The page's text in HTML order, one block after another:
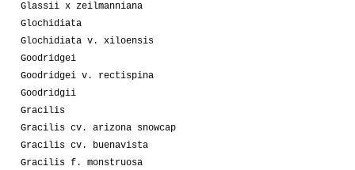
Glassii x zeilmanniana
Glochidiata
Glochidiata v. xiloensis
Goodridgei
Goodridgei v. rectispina
Goodridgii
Gracilis
Gracilis cv. arizona snowcap
Gracilis cv. buenavista
Gracilis f. monstruosa